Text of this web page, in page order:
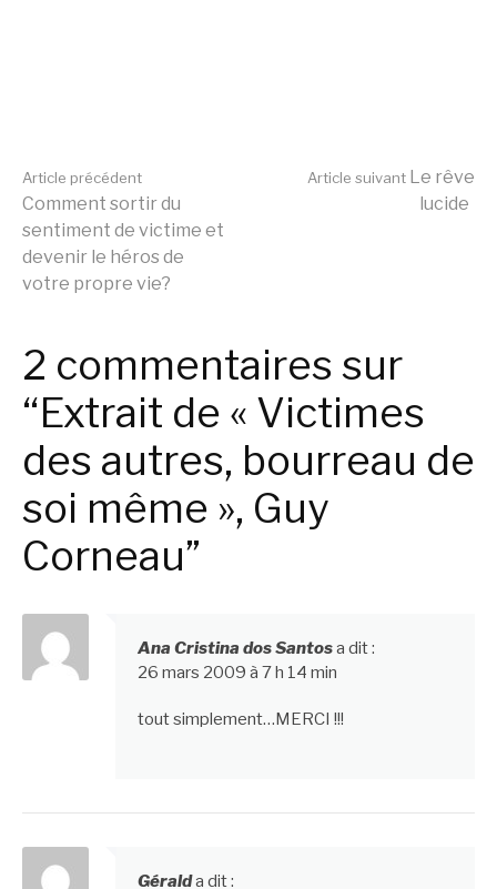
Lire
la
suite
Article précédent
Comment sortir du
sentiment de victime et
devenir le héros de
votre propre vie?
Article suivant Le rêve
lucide
2 commentaires sur
“Extrait de « Victimes
des autres, bourreau de
soi même », Guy
Corneau”
Ana Cristina dos Santosa dit :
26 mars 2009 à 7 h 14 min
tout simplement…MERCI !!!
Géralda dit :